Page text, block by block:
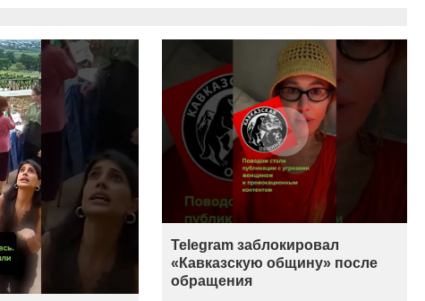
Telegram заблокировал
«Кавказскую общину» после
обращения